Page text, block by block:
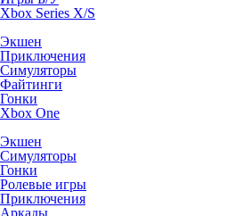
Xbox Series X/S
Экшен
Приключения
Симуляторы
Файтинги
Гонки
Xbox One
Экшен
Симуляторы
Гонки
Ролевые игры
Приключения
Аркады